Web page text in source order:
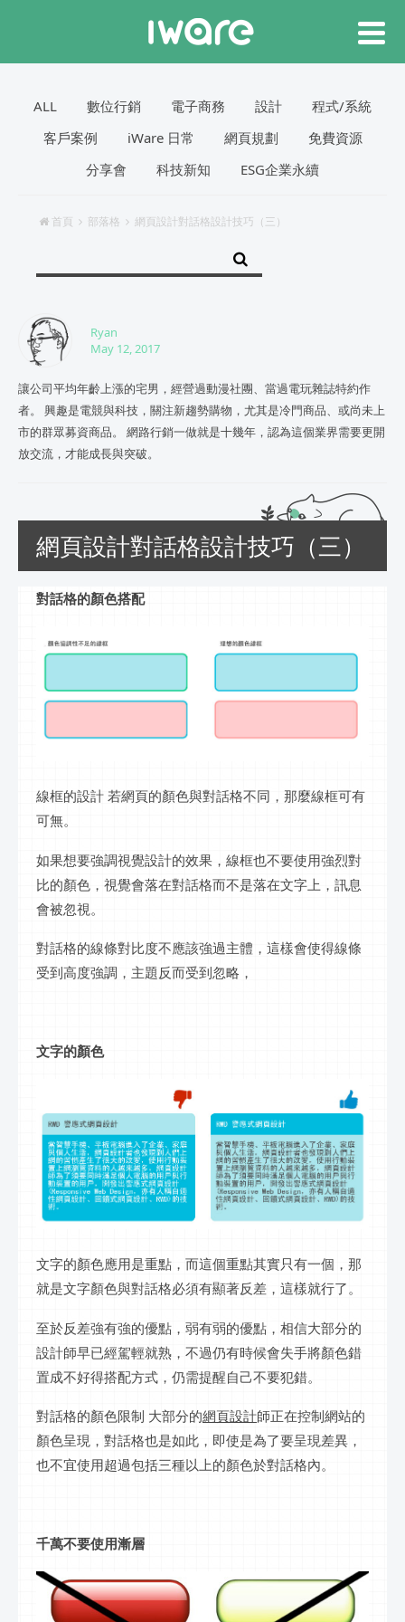
ALL 數位行銷 電子商務 設計
程式/系統
客戶案例
iWare 日常 網頁規劃
免費資源
分享會
科技新知 ESG企業永續
首頁 部落格 網頁設計對話格設計技巧（三）
Ryan
May 12, 2017
讓公司平均年齡上漲的宅男，經營過動漫社團、當過電玩雜誌特約作
者。 興趣是電競與科技，關注新趨勢購物，尤其是冷門商品、或尚未上
市的群眾募資商品。 網路行銷一做就是十幾年，認為這個業界需要更開
放交流，才能成長與突破。
網頁設計對話格設計技巧（三）
對話格的顏色搭配
線框的設計 若網頁的顏色與對話格不同，那麼線框可有
可無。
如果想要強調視覺設計的效果，線框也不要使用強烈對
比的顏色，視覺會落在對話格而不是落在文字上，訊息
會被忽視。
對話格的線條對比度不應該強過主體，這樣會使得線條
受到高度強調，主題反而受到忽略，
文字的顏色
文字的顏色應用是重點，而這個重點其實只有一個，那
就是文字顏色與對話格必須有顯著反差，這樣就行了。
至於反差強有強的優點，弱有弱的優點，相信大部分的
設計師早已經駕輕就熟，不過仍有時候會失手將顏色錯
置成不好得搭配方式，仍需提醒自己不要犯錯。
對話格的顏色限制 大部分的網頁設計師正在控制網站的
顏色呈現，對話格也是如此，即使是為了要呈現差異，
也不宜使用超過包括三種以上的顏色於對話格內。
千萬不要使用漸層